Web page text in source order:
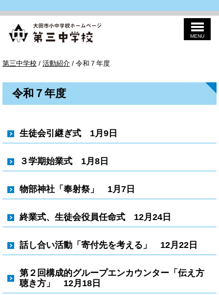
三
MENU
現
の
置：
第三中学校 / 活動紹介 / 令和７年度
令和７年度
生徒会引継ぎ式 1月9日
３学期始業式 1月8日
物部神社「奉射祭」 1月7日
終業式、生徒会役員任命式 12月24日
話し合い活動「寄付先を考える」 12月22日
第２回構成的グループエンカウンター「伝え方
聴き方」 12月18日